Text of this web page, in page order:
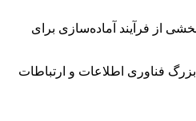
از فرآیند آماده‌سازی برای
فناوری اطلاعات و ارتباطات